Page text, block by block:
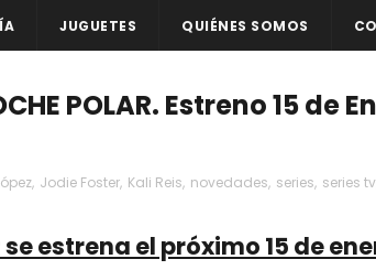
JUGUETES QUIÉNES SOMOS
POLAR. Estreno 15 de
, Jodie Foster, Kali Reis, novedades, series, series tv
se estrena el próximo 15 de